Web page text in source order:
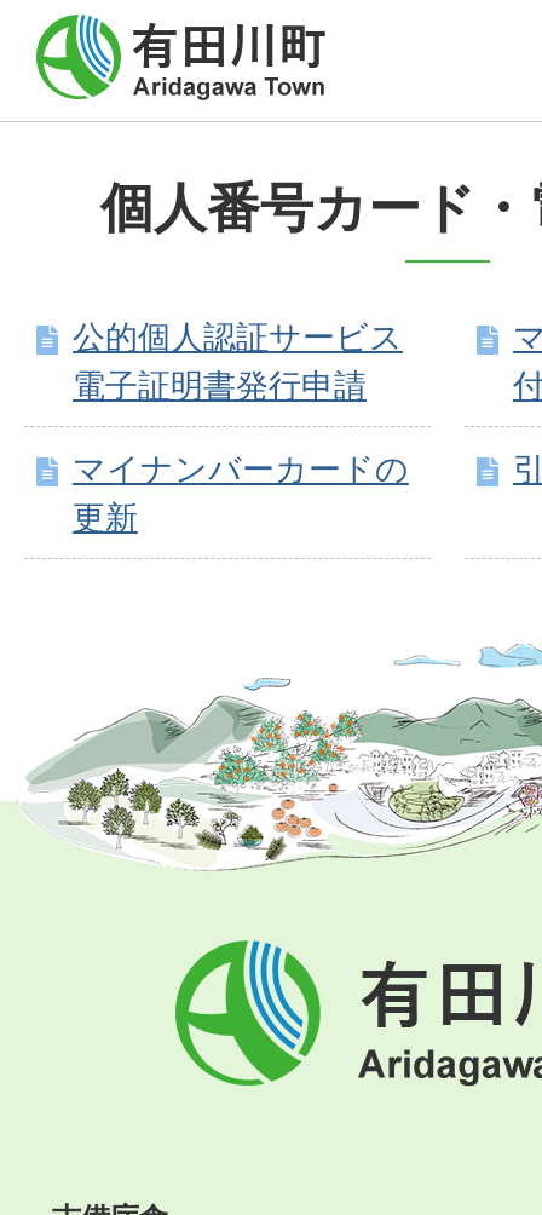
個人番号カード
公的個人認証サービス
電子証明書発行申請
マイナンバーカードの
更新
有
田
川
町